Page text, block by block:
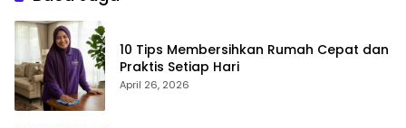
10 Tips Membersihkan Rumah Cepat dan
Praktis Setiap Hari
April 26, 2026